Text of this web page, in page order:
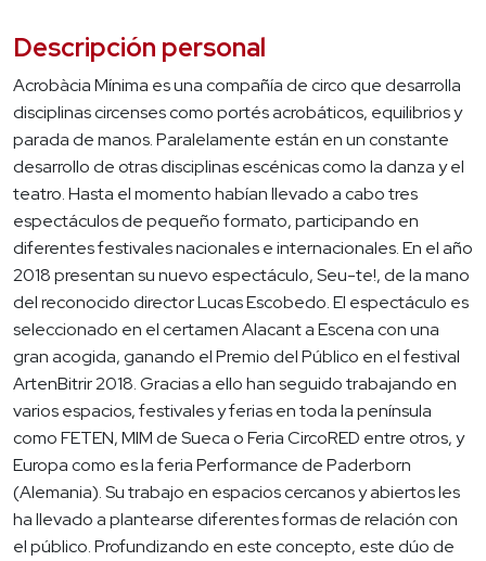
Descripción personal
Acrobàcia Mínima es una compañía de circo que desarrolla
disciplinas circenses como portés acrobáticos, equilibrios y
parada de manos. Paralelamente están en un constante
desarrollo de otras disciplinas escénicas como la danza y el
teatro. Hasta el momento habían llevado a cabo tres
espectáculos de pequeño formato, participando en
diferentes festivales nacionales e internacionales. En el año
2018 presentan su nuevo espectáculo, Seu-te!, de la mano
del reconocido director Lucas Escobedo. El espectáculo es
seleccionado en el certamen Alacant a Escena con una
gran acogida, ganando el Premio del Público en el festival
ArtenBitrir 2018. Gracias a ello han seguido trabajando en
varios espacios, festivales y ferias en toda la península
como FETEN, MIM de Sueca o Feria CircoRED entre otros, y
Europa como es la feria Performance de Paderborn
(Alemania). Su trabajo en espacios cercanos y abiertos les
ha llevado a plantearse diferentes formas de relación con
el público. Profundizando en este concepto, este dúo de